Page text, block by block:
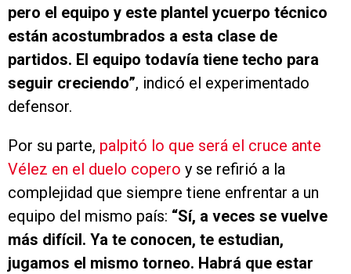
pero el equipo y este plantel ycuerpo técnico
están acostumbrados a esta clase de
partidos. El equipo todavía tiene techo para
seguir creciendo”, indicó el experimentado
defensor.
Por su parte, palpitó lo que será el cruce ante
Vélez en el duelo copero y se refirió a la
complejidad que siempre tiene enfrentar a un
equipo del mismo país: “Sí, a veces se vuelve
más difícil. Ya te conocen, te estudian,
jugamos el mismo torneo. Habrá que estar